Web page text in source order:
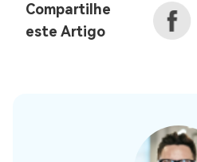
Compartilhe
este Artigo